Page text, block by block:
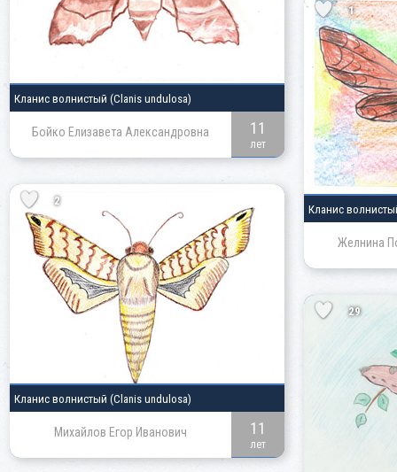
Кланис волнистый (Clanis undulosa)
Бойко Елизавета Александровна 11
лет
1
Кланис
Желнина
2
Кланис волнистый (Clanis undulosa)
Михайлов Егор Иванович 11
лет
29